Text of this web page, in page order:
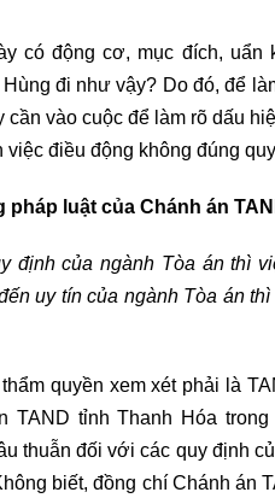
có động cơ, mục đích,
đi như vậy? Do đó, để
cần vào cuộc để làm rõ dấu
điều động không đúng
pháp luật của Chánh án
định của ngành Tòa án thì
uy tín của ngành Tòa án
quyền xem xét phải là
TAND tỉnh Thanh Hóa
thuẫn đối với các quy định
biết, đồng chí Chánh án